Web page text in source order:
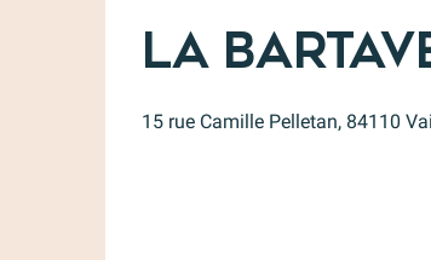
La
15 rue Camille Pelletan, 84110